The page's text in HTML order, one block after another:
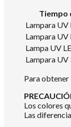
Tiempo
Lampara UV
Lampara UV
Lampa UV
Lampara UV
Para
Los colores
Las